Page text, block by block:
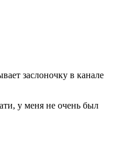
заслоночку в канале
у меня не очень был